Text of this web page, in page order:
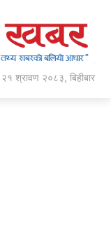
२१ श्रावण २०८३, बिहीबार